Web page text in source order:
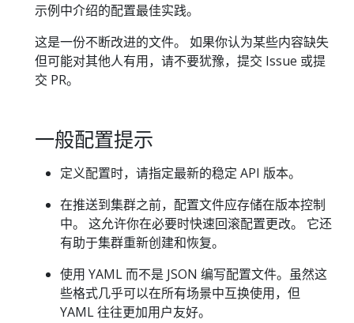
示例中介绍的配置最佳实践。
这是一份不断改进的文件。 如果你认为某些内容缺失
但可能对其他人有用，请不要犹豫，提交 Issue 或提
交 PR。
一般配置提示
定义配置时，请指定最新的稳定 API 版本。
在推送到集群之前，配置文件应存储在版本控制
中。 这允许你在必要时快速回滚配置更改。 它还
有助于集群重新创建和恢复。
使用 YAML 而不是 JSON 编写配置文件。虽然这
些格式几乎可以在所有场景中互换使用，但
YAML 往往更加用户友好。